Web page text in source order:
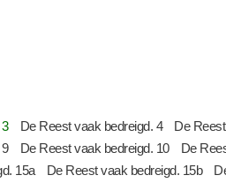
De Reest vaak bedreigd. 4 De
De Reest vaak bedreigd. 10 De
15a De Reest vaak bedreigd. 15b